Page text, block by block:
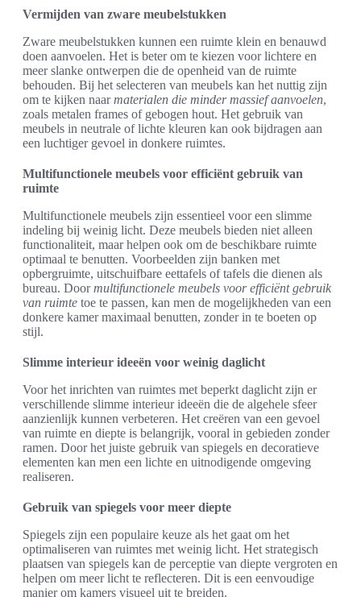
Vermijden van zware meubelstukken
Zware meubelstukken kunnen een ruimte klein en benauwd
doen aanvoelen. Het is beter om te kiezen voor lichtere en
meer slanke ontwerpen die de openheid van de ruimte
behouden. Bij het selecteren van meubels kan het nuttig zijn
om te kijken naarmaterialen die minder massief aanvoelen,
zoals metalen frames of gebogen hout. Het gebruik van
meubels in neutrale of lichte kleuren kan ook bijdragen aan
een luchtiger gevoel in donkere ruimtes.
Multifunctionele meubels voor efficiënt gebruik van
ruimte
Multifunctionele meubels zijn essentieel voor een slimme
indeling bij weinig licht. Deze meubels bieden niet alleen
functionaliteit, maar helpen ook om de beschikbare ruimte
optimaal te benutten. Voorbeelden zijn banken met
opbergruimte, uitschuifbare eettafels of tafels die dienen als
bureau. Doormultifunctionele meubels voor efficiënt gebruik
van ruimte toe te passen, kan men de mogelijkheden van een
donkere kamer maximaal benutten, zonder in te boeten op
stijl.
Slimme interieur ideeën voor weinig daglicht
Voor het inrichten van ruimtes met beperkt daglicht zijn er
verschillende slimme interieur ideeën die de algehele sfeer
aanzienlijk kunnen verbeteren. Het creëren van een gevoel
van ruimte en diepte is belangrijk, vooral in gebieden zonder
ramen. Door het juiste gebruik van spiegels en decoratieve
elementen kan men een lichte en uitnodigende omgeving
realiseren.
Gebruik van spiegels voor meer diepte
Spiegels zijn een populaire keuze als het gaat om het
optimaliseren van ruimtes met weinig licht. Het strategisch
plaatsen van spiegels kan de perceptie van diepte vergroten en
helpen om meer licht te reflecteren. Dit is een eenvoudige
manier om kamers visueel uit te breiden.